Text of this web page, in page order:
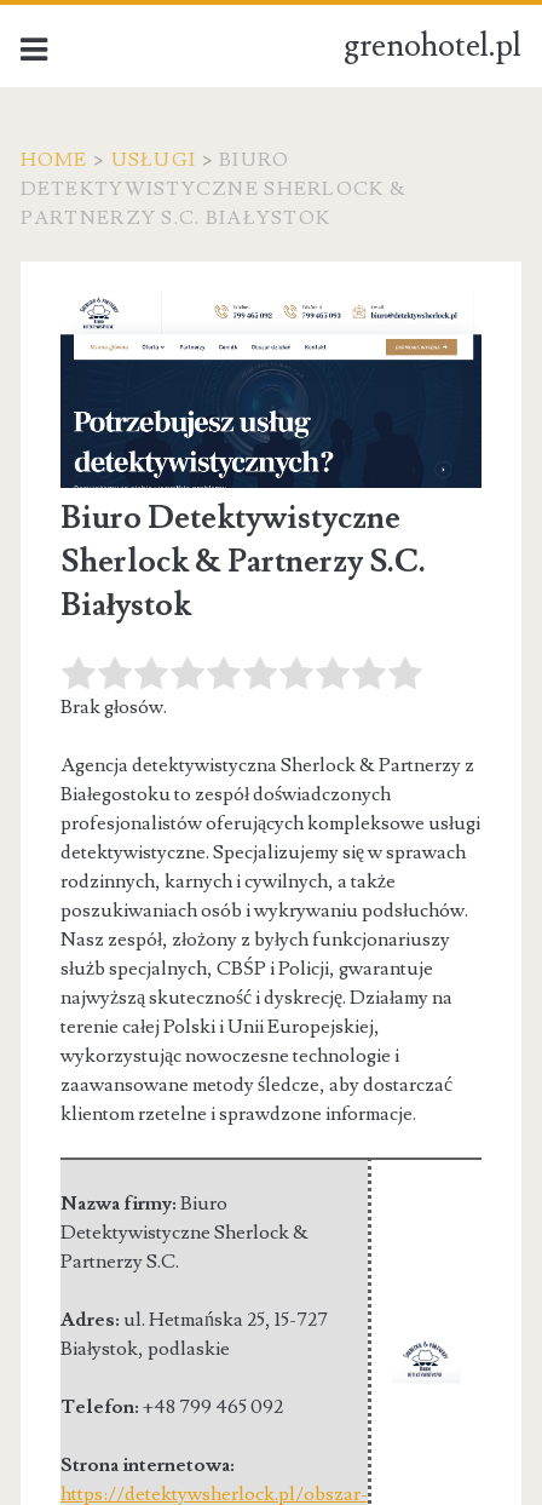
grenohotel.pl
HOME > USŁUGI >BIURO
DETEKTYWISTYCZNE SHERLOCK &
PARTNERZY S.C. BIAŁYSTOK
Biuro Detektywistyczne
Sherlock & Partnerzy S.C.
Białystok
Brak głosów.
Agencja detektywistyczna Sherlock & Partnerzy z
Białegostoku to zespół doświadczonych
profesjonalistów oferujących kompleksowe usługi
detektywistyczne. Specjalizujemy się w sprawach
rodzinnych, karnych i cywilnych, a także
poszukiwaniach osób i wykrywaniu podsłuchów.
Nasz zespół, złożony z byłych funkcjonariuszy
służb specjalnych, CBŚP i Policji, gwarantuje
najwyższą skuteczność i dyskrecję. Działamy na
terenie całej Polski i Unii Europejskiej,
wykorzystując nowoczesne technologie i
zaawansowane metody śledcze, aby dostarczać
klientom rzetelne i sprawdzone informacje.
Nazwa firmy: Biuro
Detektywistyczne Sherlock &
Partnerzy S.C.
Adres: ul. Hetmańska 25, 15-727
Białystok, podlaskie
Telefon: +48 799 465 092
Strona internetowa:
https://detektywsherlock.pl/obszar-